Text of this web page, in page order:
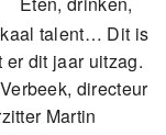
talent… Dit is
dit jaar uitzag.
directeur
Martin